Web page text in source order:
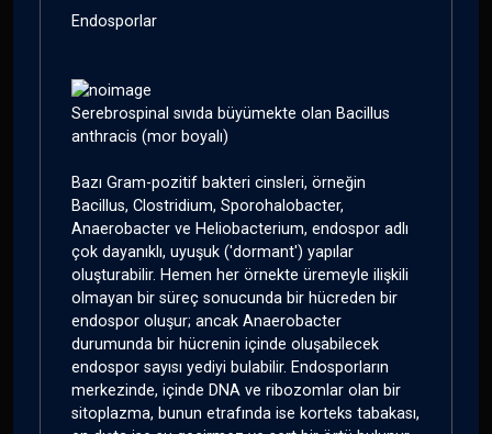
Endosporlar
Serebrospinal sıvıda büyümekte olan Bacillus
anthracis (mor boyalı)
Bazı Gram-pozitif bakteri cinsleri, örneğin
Bacillus, Clostridium, Sporohalobacter,
Anaerobacter ve Heliobacterium, endospor adlı
çok dayanıklı, uyuşuk ('dormant') yapılar
oluşturabilir. Hemen her örnekte üremeyle ilişkili
olmayan bir süreç sonucunda bir hücreden bir
endospor oluşur; ancak Anaerobacter
durumunda bir hücrenin içinde oluşabilecek
endospor sayısı yediyi bulabilir. Endosporların
merkezinde, içinde DNA ve ribozomlar olan bir
sitoplazma, bunun etrafında ise korteks tabakası,